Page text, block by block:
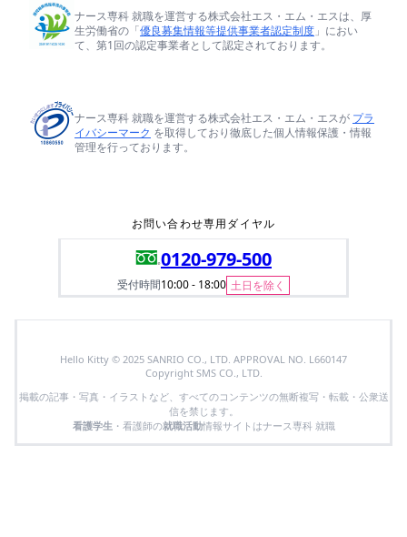
ナース専科 就職を運営する株式会社エス・エム・エスは、厚
生労働省の「優良募集情報等提供事業者認定制度 」におい
て、第1回の認定事業者として認定されております。
ナース専科 就職を運営する株式会社エス・エム・エスが プラ
イバシーマーク を取得しており徹底した個人情報保護・情報
管理を行っております。
お問い合わせ専用ダイヤル
0120-979-500
受付時間10:00 - 18:00 土日を除く
Hello Kitty © 2025 SANRIO CO., LTD. APPROVAL NO. L660147
Copyright SMS CO., LTD.
掲載の記事・写真・イラストなど、すべてのコンテンツの無断複写・転載・公衆送
信を禁じます。
看護学生 ・看護師の就職活動情報サイトはナース専科 就職